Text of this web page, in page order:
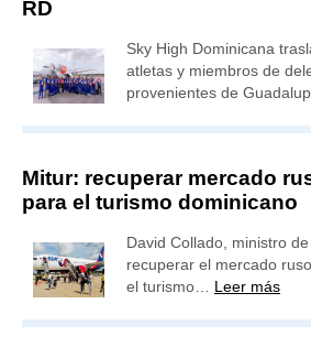
RD
Sky High Dominicana
atletas y miembros de
provenientes de
Mitur: recuperar mercado
para el turismo dominicano
David Collado, ministro
recuperar el mercado
el turismo… Leer más